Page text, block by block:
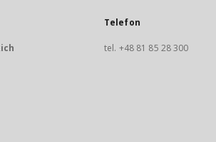
Telefon
tel. +48 81 85 28 300